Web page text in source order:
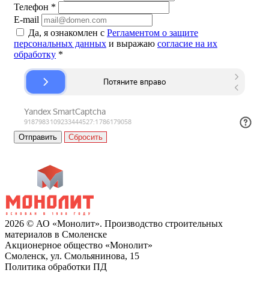
Телефон *
E-mail
Да, я ознакомлен с Регламентом о защите
персональных данных и выражаю согласие на их
обработку *
Сбросить
2026 © АО «Монолит». Производство строительных
материалов в Смоленске
Акционерное общество «Монолит»
Смоленск, ул. Смольянинова, 15
Политика обработки ПД